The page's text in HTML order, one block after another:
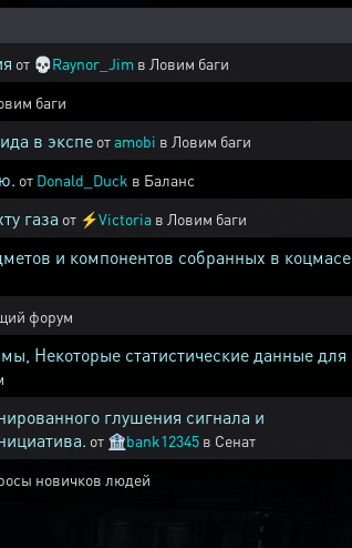
от 💀Raynor_Jim в Ловим баги
баги
в экспе отamobi в Ловим баги
от Donald_Duck в Баланс
газа от ⚡Victoria в Ловим баги
и компонентов собранных в коцмасе
форум
Некоторые статистические данные для
глушения сигнала и
от 🏦bank12345 в Сенат
новичков людей